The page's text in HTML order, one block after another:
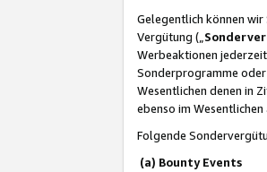
Gelegentlich können
Vergütung („
Werbeaktionen
Sonderprogramme
Wesentlichen denen in
ebenso im
Folgende
(a) Bounty Events